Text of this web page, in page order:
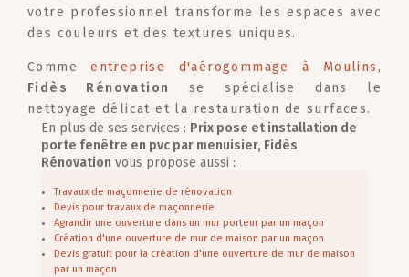
votre professionnel transforme les espaces avec
des couleurs et des textures uniques.
Commeentreprise d'aérogommage à Moulins ,
Fidès Rénovation
se spécialise dans le
nettoyage délicat et la restauration de surfaces.
En plus de ses services : Prix pose et installation de
porte fenêtre en pvc par menuisier, Fidès
Rénovation vous propose aussi :
Travaux de maçonnerie de rénovation
Devis pour travaux de maçonnerie
Agrandir une ouverture dans un mur porteur par un maçon
Création d'une ouverture de mur de maison par un maçon
Devis gratuit pour la création d'une ouverture de mur de maison
par un maçon